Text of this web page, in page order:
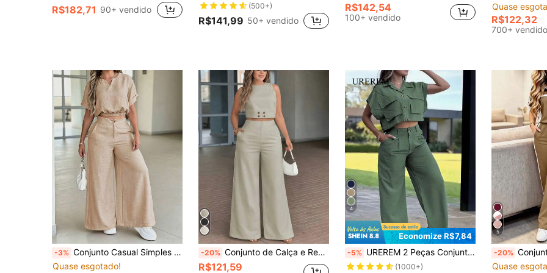
R$182,71 90+ vendido (500+)
R$141,99 50+ vendido
R$142,54
100+ vendido
Quase
R$122,32
700+ vendido
-3% Conjunto Casual Simples de Verão para Mulheres: Top de Manga Curta com Gola Redonda e Calça Perna Larga com Zíper e Bolsos na Cintura Alta (Conjunto de Duas Peças) Elegante
Quase esgotado!
-20% Conjunto de Calça e Regata Feminino em Cor Sólida com Botões, Gola Redonda, Perna Larga, Solto, Sem Mangas | Conjunto de Calça Reta de Cintura Alta Casual para Primavera/Verão em Cor Damasco, Confortável e Versátil, Adequado para Trabalho, Estilo Elegante e Luxuoso para Volta às Aulas
R$121,59
4
Economize R$7,84
-5% UREREM 2 Peças Conjunto de Roupa Casual de Tecido Trançado - Camisa de Manga Curta e Calça, Versátil e Prático, Elegante Chique Urbano de Verão
(1000+)
5
-20% Conjunto Casual de Moda Feminina para Ir ao Trabalho 2
Quase